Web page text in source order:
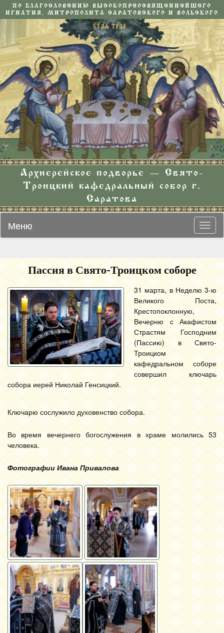
ПО БЛАГОСЛОВЕНИЮ ВЫСОКОПРЕОСВЯЩЕННЕЙШЕГО
ИГНАТИЯ, МИТРОПОЛИТА САРАТОВСКОГО И ВОЛЬСКОГО
Архиерейское подворье — Свято-
Троицкий кафедральный собор г.
Саратова
Меню
Пассия в Свято-Троицком соборе
31 марта, в Неделю 3-ю
Великого Поста,
Крестопоклонную,
Вечерню с Акафистом
Страстям Господним
(Пассию) в Свято-
Троицком
кафедральном соборе
совершил ключарь
собора иерей Николай Генсицкий.
Ключарю сослужило духовенство собора.
Во время вечернего богослужения в храме молились 53
человека.
Фотографии Ивана Привалова